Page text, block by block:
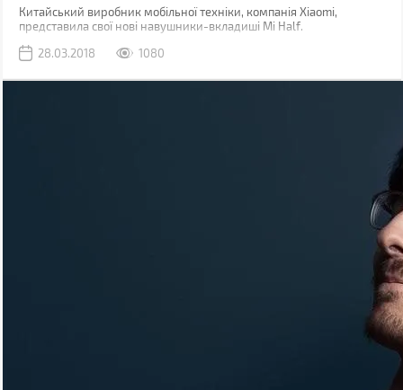
Китайський виробник мобільної техніки, компанія Xiaomi,
представила свої нові навушники-вкладиші Mi Half.
28.03.2018
1080